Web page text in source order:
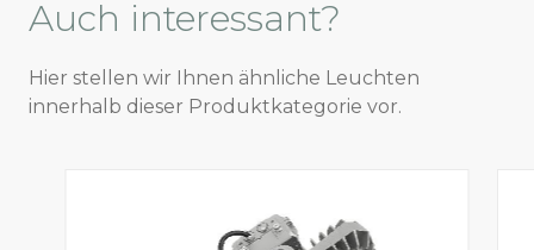
Auch interessant?
Hier stellen wir Ihnen ähnliche Leuchten
innerhalb dieser Produktkategorie vor.